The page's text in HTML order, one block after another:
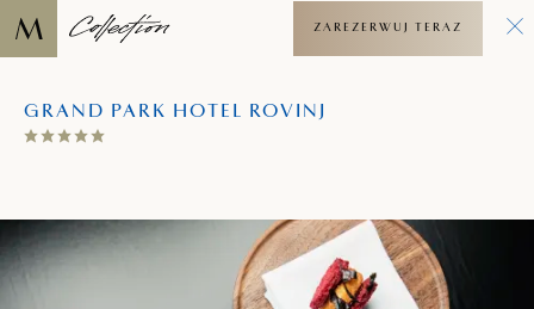
GRAND PARK HOTEL ROVINJ
ZAREZERWUJ TERAZ